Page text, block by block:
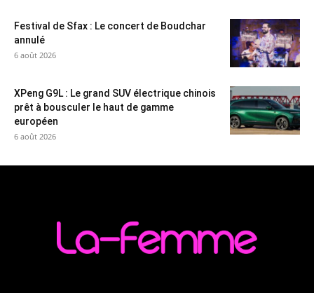
Festival de Sfax : Le concert de Boudchar
annulé
6 août 2026
XPeng G9L : Le grand SUV électrique chinois
prêt à bousculer le haut de gamme
européen
6 août 2026